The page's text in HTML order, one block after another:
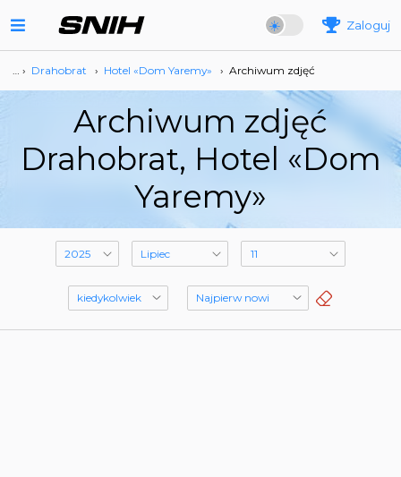
Zaloguj
… › Drahobrat › Hotel «Dom Yaremy» › Archiwum zdjęć
Archiwum zdjęć
Drahobrat, Hotel «Dom
Yaremy»